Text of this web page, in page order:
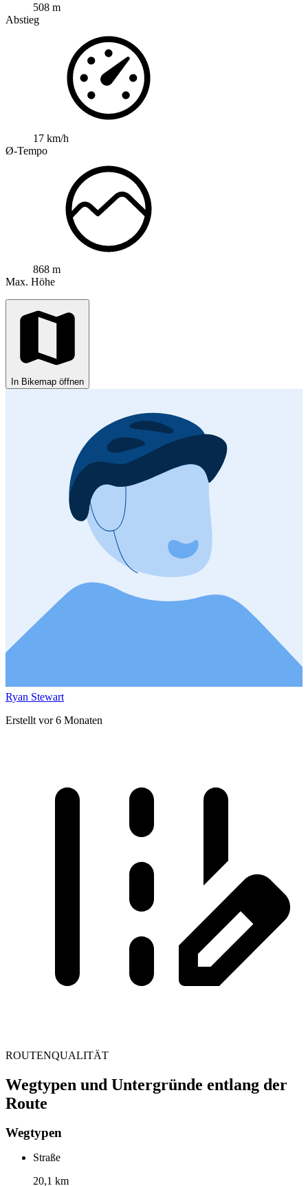
508 m
Abstieg
17 km/h
Ø-Tempo
868 m
Max. Höhe
In Bikemap öffnen
Ryan Stewart
Erstellt vor 6 Monaten
ROUTENQUALITÄT
Wegtypen und Untergründe entlang der
Route
Wegtypen
Straße
20,1 km